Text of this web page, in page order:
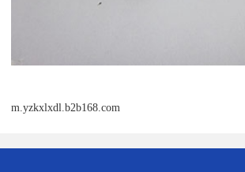
m.yzkxlxdl.b2b168.com